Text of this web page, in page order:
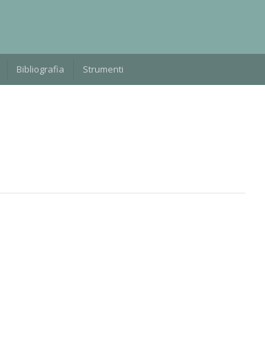
Bibliografia Strumenti